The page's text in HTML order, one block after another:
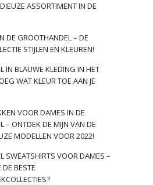
ASSORTIMENT IN DE
DE GROOTHANDEL – DE
STIJLEN EN KLEUREN!
IN BLAUWE KLEDING IN HET
WAT KLEUR TOE AAN JE
VOOR DAMES IN DE
– ONTDEK DE MIJN VAN DE
MODELLEN VOOR 2022!
SWEATSHIRTS VOOR DAMES –
BESTE